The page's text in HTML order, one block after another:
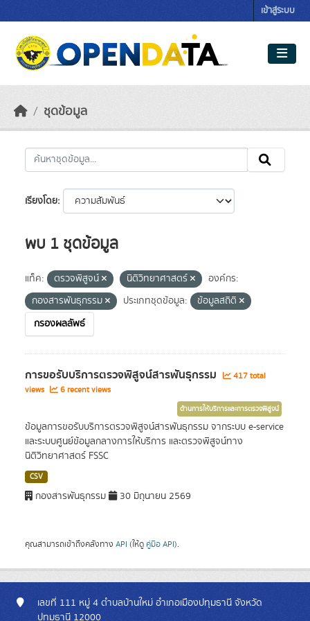
เข้าสู่ระบบ
ชุดข้อมูล
เรียงโดย
พบ 1 ชุดข้อมูล
แท็ค: ตรวจพิสูจน์ นิติวิทยาศาสตร์
องค์กร:
กองสารพันธุกรรม
ประเภทชุดข้อมูล:
ข้อมูลสถิติ
กรองผลลัพธ์
การขอรับบริการตรวจพิสูจน์สารพันธุกรรม
417 total
views
6 recent views
ด้านการให้บริการและการตรวจพิสูจน์
ข้อมูลการขอรับบริการตรวจพิสูจน์สารพันธุกรรม จากระบบ e-service
และระบบศูนย์ข้อมูลกลางการให้บริการ และตรวจพิสูจน์ทาง
นิติวิทยาศาสตร์ FSSC
CSV
กองสารพันธุกรรม 30 มิถุนายน 2569
คุณสามารถเข้าถึงคลังทาง API (ให้ดู คู่มือ API).
เลขที่ 111 หมู่ 4 ตำบลบ้านใหม่ อำเภอเมืองปทุมธานี จังหวัด
ปทุมธานี 12000